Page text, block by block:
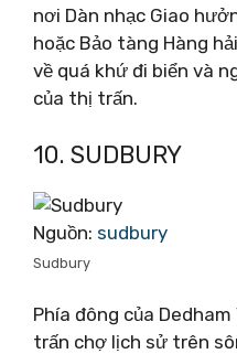
nơi Dàn nhạc Giao
hoặc Bảo tàng Hàng
về quá khứ đi biển và
của thị trấn.
10. SUDBURY
Nguồn: sudbury
Sudbury
Phía đông của
trấn chợ lịch sử trên